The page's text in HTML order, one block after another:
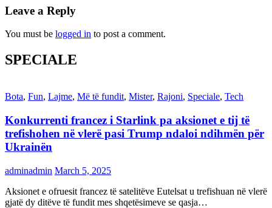
Leave a Reply
You must be logged in to post a comment.
SPECIALE
Bota, Fun, Lajme, Më të fundit, Mister, Rajoni, Speciale, Tech
Konkurrenti francez i Starlink pa aksionet e tij të
trefishohen në vlerë pasi Trump ndaloi ndihmën për
Ukrainën
adminadmin March 5, 2025
Aksionet e ofruesit francez të satelitëve Eutelsat u trefishuan në vlerë
gjatë dy ditëve të fundit mes shqetësimeve se qasja…